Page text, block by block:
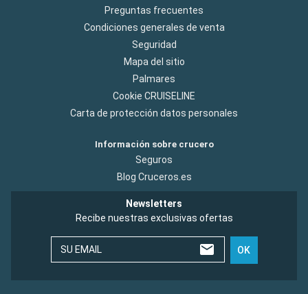
Preguntas frecuentes
Condiciones generales de venta
Seguridad
Mapa del sitio
Palmares
Cookie CRUISELINE
Carta de protección datos personales
Información sobre crucero
Seguros
Blog Cruceros.es
Newsletters
Recibe nuestras exclusivas ofertas
SU EMAIL OK